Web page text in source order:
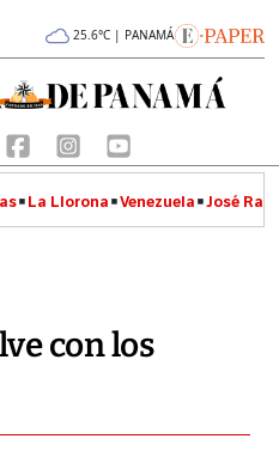
25.6°C | PANAMÁ
La Llorona Venezuela José
con los